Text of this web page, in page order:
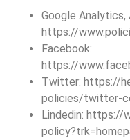
Google Analytics,
https://
Facebook:
https://
Twitter: https://
policies/twitter-
Lindedin: https://